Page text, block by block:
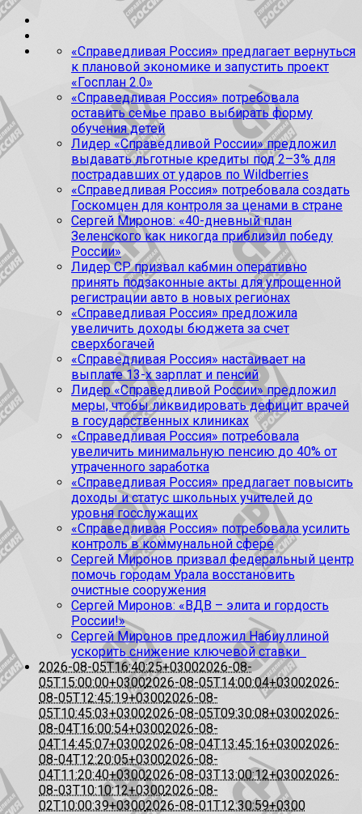
«Справедливая Россия» предлагает вернуться
к плановой экономике и запустить проект
«Госплан 2.0»
«Справедливая Россия» потребовала
оставить семье право выбирать форму
обучения детей
Лидер «Справедливой России» предложил
выдавать льготные кредиты под 2–3% для
пострадавших от ударов по Wildberries
«Справедливая Россия» потребовала создать
Госкомцен для контроля за ценами в стране
Сергей Миронов: «40-дневный план
Зеленского как никогда приблизил победу
России»
Лидер СР призвал кабмин оперативно
принять подзаконные акты для упрощенной
регистрации авто в новых регионах
«Справедливая Россия» предложила
увеличить доходы бюджета за счет
сверхбогачей
«Справедливая Россия» настаивает на
выплате 13-х зарплат и пенсий
Лидер «Справедливой России» предложил
меры, чтобы ликвидировать дефицит врачей
в государственных клиниках
«Справедливая Россия» потребовала
увеличить минимальную пенсию до 40% от
утраченного заработка
«Справедливая Россия» предлагает повысить
доходы и статус школьных учителей до
уровня госслужащих
«Справедливая Россия» потребовала усилить
контроль в коммунальной сфере
Сергей Миронов призвал федеральный центр
помочь городам Урала восстановить
очистные сооружения
Сергей Миронов: «ВДВ – элита и гордость
России!»
Сергей Миронов предложил Набиуллиной
ускорить снижение ключевой ставки
2026-08-05T16:40:25+03002026-08-
05T15:00:00+03002026-08-05T14:00:04+03002026-
08-05T12:45:19+03002026-08-
05T10:45:03+03002026-08-05T09:30:08+03002026-
08-04T16:00:54+03002026-08-
04T14:45:07+03002026-08-04T13:45:16+03002026-
08-04T12:20:05+03002026-08-
04T11:20:40+03002026-08-03T13:00:12+03002026-
08-03T10:10:12+03002026-08-
02T10:00:39+03002026-08-01T12:30:59+0300